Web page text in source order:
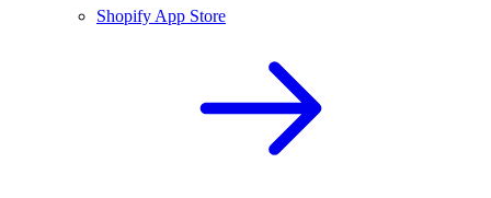
Shopify App Store